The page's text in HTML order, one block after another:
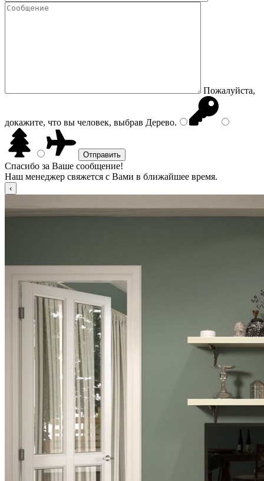
Пожалуйста,
докажите, что вы человек, выбрав Дерево.
Спасибо за Ваше сообщение!
Наш менеджер свяжется с Вами в ближайшее время.